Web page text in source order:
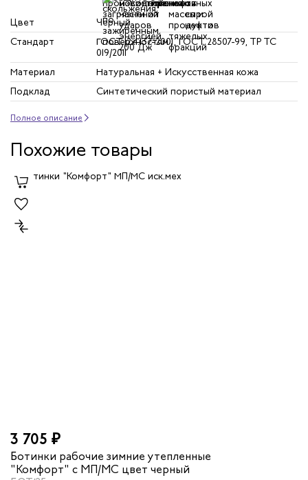
Цвет
Черный
Стандарт
ГОСТ 12.4.137-2001, ГОСТ 28507-99, ТР ТС
019/2011
Материал
Натуральная + Искусственная кожа
Подклад
Синтетический пористый материал
Полное описание
Похожие товары
3 705 ₽
Ботинки рабочие зимние утепленные
"Комфорт" с МП/МС цвет черный